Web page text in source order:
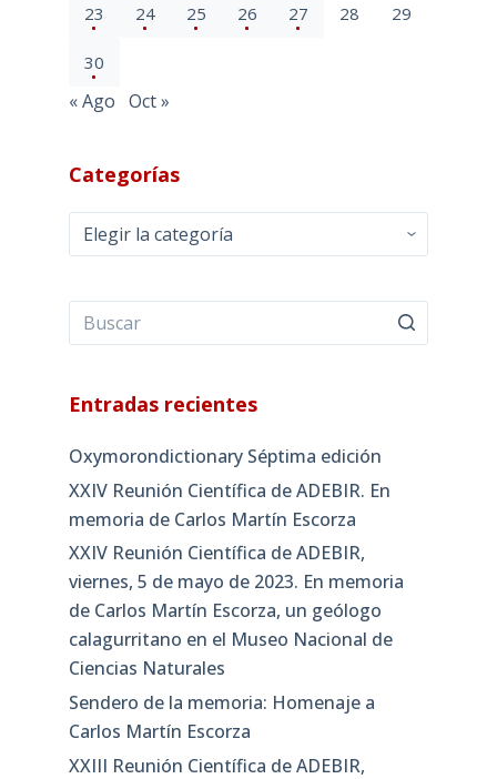
23 24 25 26 27 28 29
30
« Ago Oct »
Categorías
Categorías
Entradas recientes
Oxymorondictionary Séptima edición
XXIV Reunión Científica de ADEBIR. En
memoria de Carlos Martín Escorza
XXIV Reunión Científica de ADEBIR,
viernes, 5 de mayo de 2023. En memoria
de Carlos Martín Escorza, un geólogo
calagurritano en el Museo Nacional de
Ciencias Naturales
Sendero de la memoria: Homenaje a
Carlos Martín Escorza
XXIII Reunión Científica de ADEBIR,